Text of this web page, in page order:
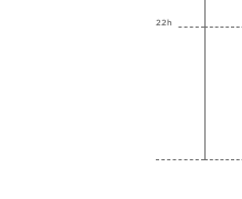
22h